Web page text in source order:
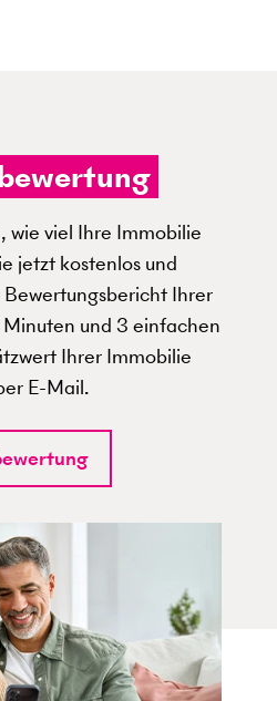
wie viel Ihre Immobilie
jetzt kostenlos und
Ihrer
und 3 einfachen
Ihrer Immobilie
E-Mail.